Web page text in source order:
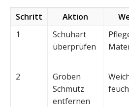
Schritt Aktion
1
Schuhart
überprüfen
2
Groben
Schmutz
entfernen